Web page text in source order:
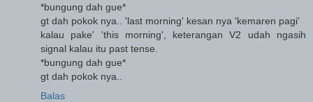
*bungung dah gue*
gt dah pokok nya.. 'last morning' kesan nya 'kemaren pagi'
kalau pake' 'this morning', keterangan V2 udah ngasih
signal kalau itu past tense.
*bungung dah gue*
gt dah pokok nya..
Balas